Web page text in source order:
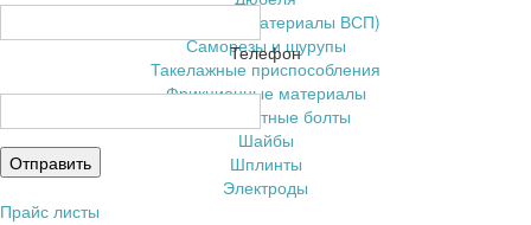
ЖД крепеж (материалы ВСП)
Саморезы и шурупы
Такелажные приспособления
Фрикционные материалы
Фундаментные болты
Шайбы
Шплинты
Электроды
Прайс листы
Телефон